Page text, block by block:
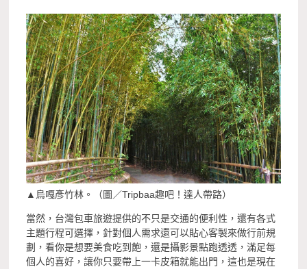
▲烏嘎彥竹林。（圖／Tripbaa趣吧！達人帶路）
當然，台灣包車旅遊提供的不只是交通的便利性，還有各式
主題行程可選擇，針對個人需求還可以貼心客製來做行前規
劃，看你是想要美食吃到飽，還是攝影景點跑透透，滿足每
個人的喜好，讓你只要帶上一卡皮箱就能出門，這也是現在